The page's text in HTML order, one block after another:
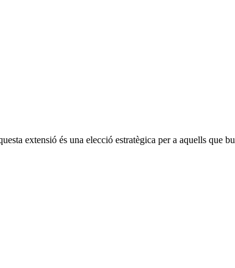
extensió és una elecció estratègica per a aquells que